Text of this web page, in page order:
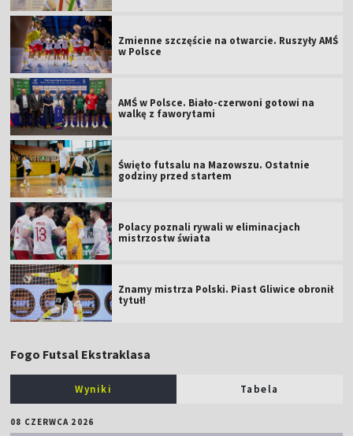
Zmienne szczęście na otwarcie. Ruszyły AMŚ
w Polsce
AMŚ w Polsce. Biało-czerwoni gotowi na
walkę z faworytami
Święto futsalu na Mazowszu. Ostatnie
godziny przed startem
Polacy poznali rywali w eliminacjach
mistrzostw świata
Znamy mistrza Polski. Piast Gliwice obronił
tytuł!
Fogo Futsal Ekstraklasa
Wyniki Tabela
08 CZERWCA 2026